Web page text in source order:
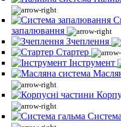
запалювання
Зчеплення
Стартер
Інструмент